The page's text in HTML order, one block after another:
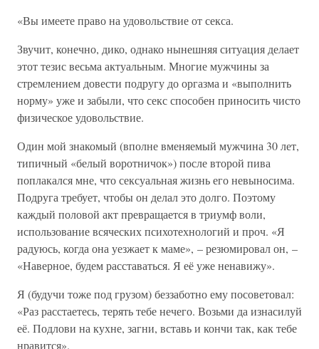
«Вы имеете право на удовольствие от секса.
Звучит, конечно, дико, однако нынешняя ситуация делает
этот тезис весьма актуальным. Многие мужчины за
стремлением довести подругу до оргазма и «выполнить
норму» уже и забыли, что секс способен приносить чисто
физическое удовольствие.
Один мой знакомый (вполне вменяемый мужчина 30 лет,
типичный «белый воротничок») после второй пива
поплакался мне, что сексуальная жизнь его невыносима.
Подруга требует, чтобы он делал это долго. Поэтому
каждый половой акт превращается в триумф воли,
использование всяческих психотехнологий и проч. «Я
радуюсь, когда она уезжает к маме», – резюмировал он, –
«Наверное, будем расставаться. Я её уже ненавижу».
Я (будучи тоже под грузом) беззаботно ему посоветовал:
«Раз расстаетесь, терять тебе нечего. Возьми да изнасилуй
её. Подлови на кухне, загни, вставь и кончи так, как тебе
нравится».